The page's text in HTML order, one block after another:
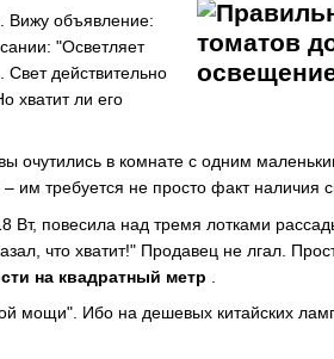
Вижу объявление:
"Осветляет
действительно
хватит ли его
очутились в комнате с одним
требуется не просто факт наличия
Вт, повесила над тремя лотками
что хватит!" Продавец не лгал.
на квадратный метр
мощи". Ибо на дешевых китайских